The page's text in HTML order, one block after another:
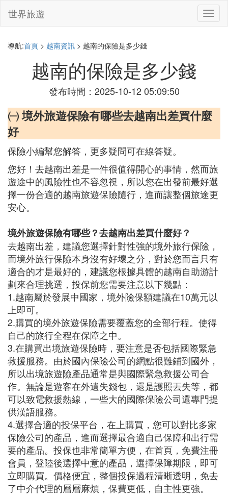
切
換
世界旅遊
導航:首頁 > 越南資訊 > 越南的保險是多少錢
越南的保險是多少錢
發布時間：2025-10-12 05:09:50
㈠ 境外旅遊保險有哪些去越南出差買什麼
好
保險小編幫您解答，更多疑問可在線答疑。
您好！去越南出差是一件很值得開心的事情，然而旅
遊途中的風險性也不容忽視，所以您在出發前最好選
擇一份合適的越南旅遊保險隨行，進而讓整個旅途更
安心。
境外旅遊保險有哪些？去越南出差買什麼好？
去越南出差，建議您選擇針對性強的境外旅行保險，
而境外旅行保險本身沒有好壞之分，對於您而言只有
適合的才是最好的，建議您根據具體的越南自助游計
劃來合理挑選，投保前您需要注意以下幾點：
1.越南屬於發展中國家，境外險保額建議在10萬元以
上即可。
2.購買的境外旅遊保險需要覆蓋您的全部行程。使得
自己的旅行全程在保障之中。
3.在購買出境旅遊保險時，要注意是否包括國際緊急
救援服務。由於國內保險公司的網點很難鋪到國外，
所以出境旅遊險產品通常是與國際緊急救援公司合
作。無論是遊客在外遺失錢包，還是護照丟失等，都
可以致電救援熱線，一些大的國際保險公司還專門提
供漢語服務。
4.選擇合適的投保平台，在上購買，您可以對比多家
保險公司的產品，進而選擇最合適自己保障和出行需
要的產品。投保也非常簡單方便，在首頁，免費注冊
會員，登陸後選擇中意的產品，選擇保障期限，即可
立即購買。價格便宜，整個投保過程清晰透明，免去
了中介代理的層層麻煩，保費更低，自主性更強。